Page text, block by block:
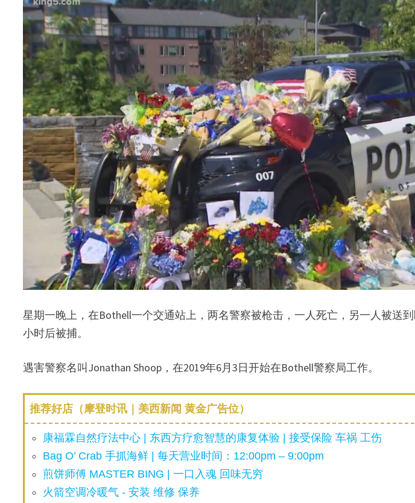
星期一晚上，在Bothell一个交通站上，两名警察被枪击，一人死亡，另一人被送
小时后被捕。
遇害警察名叫Jonathan Shoop，在2019年6月3日开始在Bothell警察局工作。
推荐好店（摩登时讯｜美西新闻 黄金广告位）
康福霖自然疗法中心 | 东西方疗愈智慧的康复体验 | 接受保险 车祸 工伤
Bag O’ Crab 手抓海鲜 | 每天营业时间：12:00pm – 9:00pm
煎饼师傅 MASTER BING | 一口入魂 回味无穷
火箭空调冷暖气 - 安装 维修 保养